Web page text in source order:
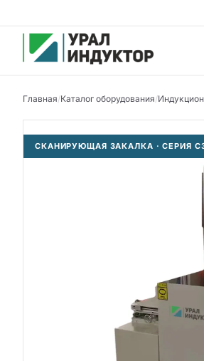
Главная/Каталог оборудования/
СКАНИРУЮЩАЯ ЗАКАЛКА · СЕРИЯ